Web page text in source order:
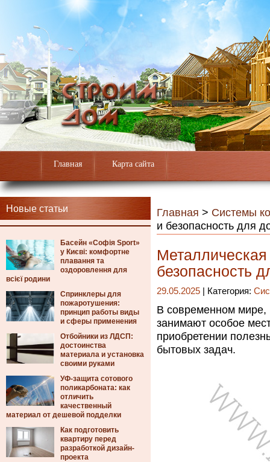
Главная Карта сайта
Новые статьи
Басейн «Софія Sport»
у Києві: комфортне
плавання та
оздоровлення для
всієї родини
Спринклеры для
пожаротушения:
принцип работы виды
и сферы применения
Отбойники из ЛДСП:
достоинства
материала и установка
своими руками
УФ-защита сотового
поликарбоната: как
отличить
качественный
материал от дешевой подделки
Как подготовить
квартиру перед
разработкой дизайн-
проекта
Главная > Системы
и безопасность для
безопасность
29.05.2025 | Категория:
В современном мире,
занимают особое
приобретении
бытовых задач.